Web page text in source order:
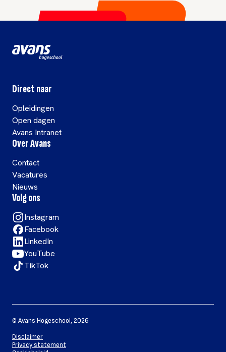
Direct naar
Opleidingen
Open dagen
Avans Intranet
Over Avans
Contact
Vacatures
Nieuws
Volg ons
Instagram
Facebook
LinkedIn
YouTube
TikTok
© Avans Hogeschool ,2026
Disclaimer
Privacy statement